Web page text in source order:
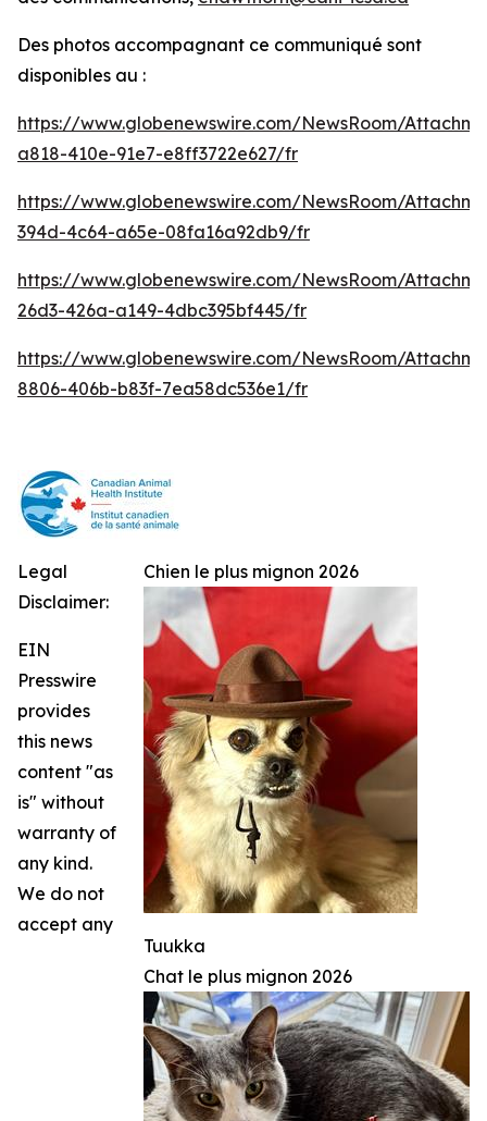
Des photos accompagnant ce communiqué sont
disponibles au :
https://www.globenewswire.com/NewsRoom/
a818-410e-91e7-e8ff3722e627/fr
https://www.globenewswire.com/NewsRoom/
394d-4c64-a65e-08fa16a92db9/fr
https://www.globenewswire.com/NewsRoom/
26d3-426a-a149-4dbc395bf445/fr
https://www.globenewswire.com/NewsRoom/
8806-406b-b83f-7ea58dc536e1/fr
Chien le plus mignon 2026
Tuukka
Chat le plus mignon 2026
Legal
Disclaimer:
EIN
Presswire
provides
this news
content "as
is" without
warranty of
any kind.
We do not
accept any